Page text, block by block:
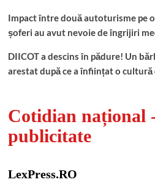
Impact între două autoturisme pe
șoferi au avut nevoie de îngrijiri
DIICOT a descins în pădure! Un
arestat după ce a înființat o
Cotidian național
publicitate
LexPress.RO